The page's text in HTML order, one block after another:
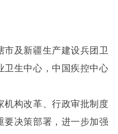
及新疆生产建设兵团卫
卫生中心，中国疾控中心
构改革、行政审批制度
要决策部署，进一步加强